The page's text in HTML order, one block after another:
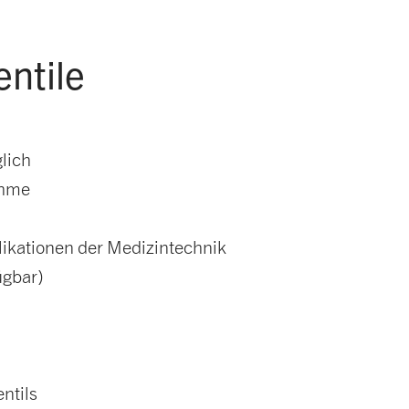
der Medizintechnik